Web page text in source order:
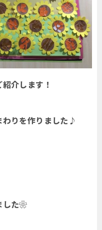
介します！
わりを作りました♪
した❀